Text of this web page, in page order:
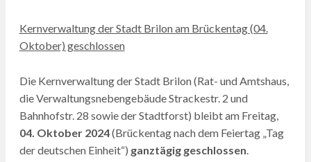
Kernverwaltung der Stadt Brilon am Brückentag (04.
Oktober) geschlossen
Die Kernverwaltung der Stadt Brilon (Rat- und Amtshaus,
die Verwaltungsnebengebäude Strackestr. 2 und
Bahnhofstr. 28 sowie der Stadtforst) bleibt am Freitag,
04. Oktober 2024(Brückentag nach dem Feiertag „Tag
der deutschen Einheit“) ganztägig geschlossen